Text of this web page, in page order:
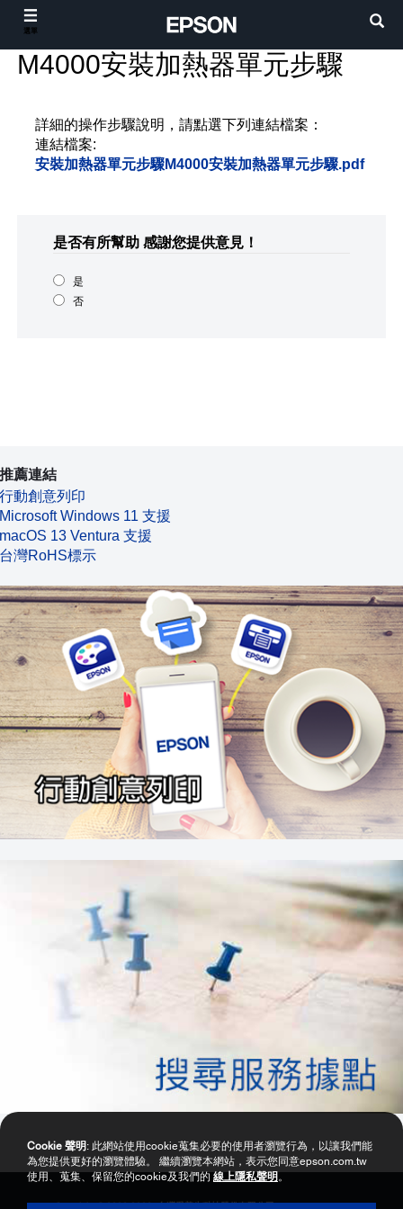
M4000安裝加熱器單元步驟
詳細的操作步驟說明，請點選下列連結檔案：
連結檔案:
安裝加熱器單元步驟M4000安裝加熱器單元步驟.pdf
是否有所幫助 感謝您提供意見！
是
否
推薦連結
行動創意列印
Microsoft Windows 11 支援
macOS 13 Ventura 支援
台灣RoHS標示
Copyright © 2000-2026 台灣愛普生科技股份有限公司
Cookie 聲明 : 此網站使用cookie蒐集必要的使用者瀏覽行為，以讓我們能
為您提供更好的瀏覽體驗。 繼續瀏覽本網站，表示您同意epson.com.tw
使用、蒐集、保留您的cookie及我們的 線上隱私聲明 。